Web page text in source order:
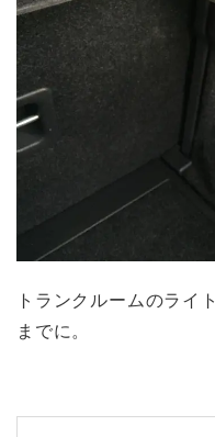
トランクルームのライ
までに。